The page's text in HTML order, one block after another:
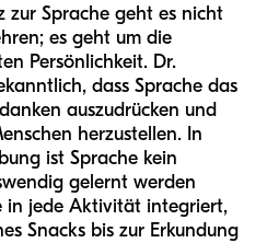
zur Sprache geht es nicht
es geht um die
Persönlichkeit. Dr.
dass Sprache das
auszudrücken und
herzustellen. In
ist Sprache kein
gelernt werden
in jede Aktivität integriert,
Snacks bis zur Erkundung